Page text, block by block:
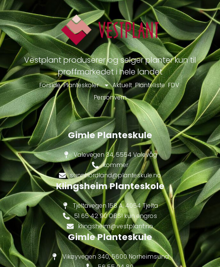
Vestplant produserer og selger planter kun til
proffmarkedet i hele landet
Forside Planteskoler Aktuelt Planteliste FDV
Personvern
Gimle Planteskule
Valevegen 34, 5554 Valevåg
kommer
sunnhordland@planteskule.no
Klingsheim Planteskole
Tjeltavegen 158 A, 4054 Tjelta
51 65 42 90 OBS! kun engros
klingsheim@vestplant.no
Gimle Planteskule
Vikøyvegen 340, 5600 Norheimsund